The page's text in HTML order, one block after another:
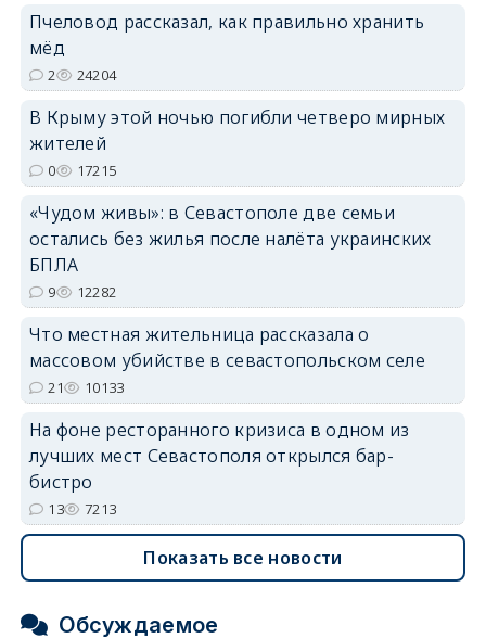
erid: 2SDnjdvhGXG
Пчеловод рассказал, как правильно хранить
мёд
2 24204
В Крыму этой ночью погибли четверо мирных
жителей
0 17215
«Чудом живы»: в Севастополе две семьи
остались без жилья после налёта украинских
БПЛА
9 12282
Что местная жительница рассказала о
массовом убийстве в севастопольском селе
21 10133
На фоне ресторанного кризиса в одном из
лучших мест Севастополя открылся бар-
бистро
13 7213
Показать все новости
Обсуждаемое